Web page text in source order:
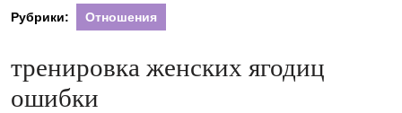
Рубрики: Отношения
тренировка женских ягодиц
ошибки